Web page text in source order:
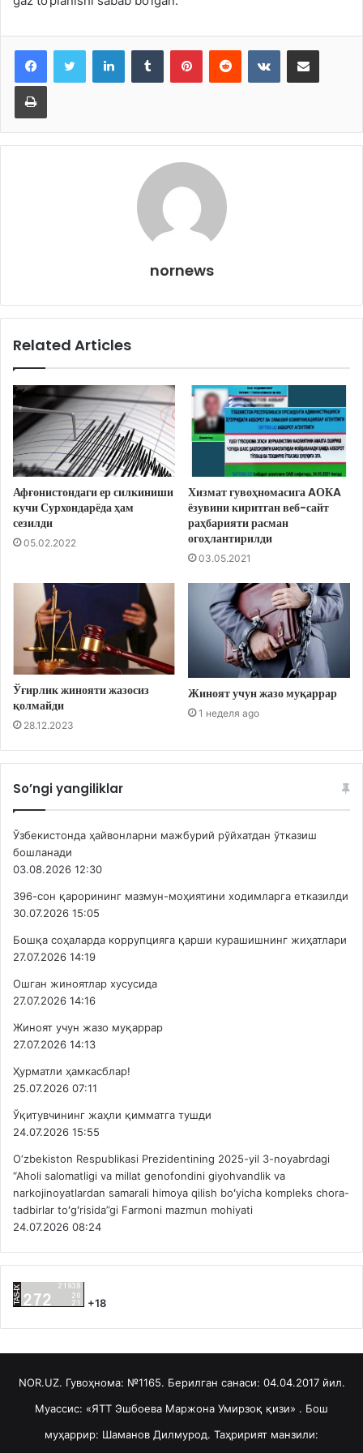
LinkedInTumblr PinterestReddit VKontakteShare via Email
Print
nornews
Related Articles
Афғонистондаги ер силкиниши
кучи Сурхондарёда ҳам
сезилди
05.02.2022
Хизмат гувоҳномасига AОКA
ёзувини киритган веб-сайт
раҳбарияти расман
огоҳлантирилди
03.05.2021
Ўғирлик жинояти жазосиз
қолмайди
28.12.2023
Жиноят учун жазо муқаррар
1 неделя ago
So’ngi yangiliklar
Ўзбекистонда ҳайвонларни мажбурий рўйхатдан ўтказиш
бошланади
03.08.2026 12:30
396-сон қарорининг мазмун-моҳиятини ходимларга етказилди
30.07.2026 15:05
Бошқа соҳаларда коррупцияга қарши курашишнинг жиҳатлари
27.07.2026 14:19
Ошган жиноятлар хусусида
27.07.2026 14:16
Жиноят учун жазо муқаррар
27.07.2026 14:13
Ҳурматли ҳамкасблар!
25.07.2026 07:11
Ўқитувчининг жаҳли қимматга тушди
24.07.2026 15:55
O‘zbekiston Respublikasi Prezidentining 2025-yil 3-noyabrdagi
“Aholi salomatligi va millat genofondini giyohvandlik va
narkojinoyatlardan samarali himoya qilish boʻyicha kompleks chora-
tadbirlar toʻgʻrisida”gi Farmoni mazmun mohiyati
24.07.2026 08:24
+18
NOR.UZ. Гувоҳнома: №1165. Берилган санаси: 04.04.2017 йил.
Муассис: «ЯТТ Эшбоева Маржона Умирзоқ қизи» . Бош
муҳаррир: Шаманов Дилмурод. Таҳририят манзили: